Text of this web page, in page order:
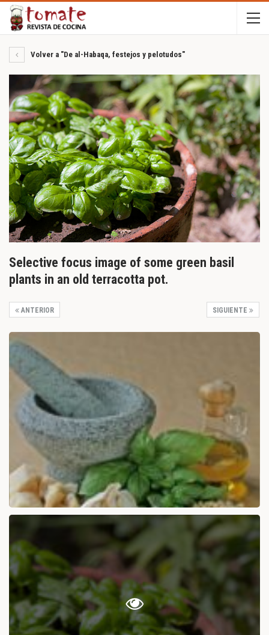
Volver a "De al-Habaqa, festejos y pelotudos"
Selective focus image of some green basil
plants in an old terracotta pot.
SIGUIENTE
ANTERIOR